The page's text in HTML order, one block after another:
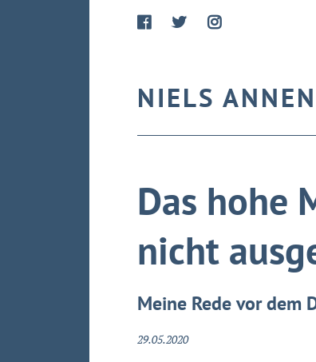
NIELS ANNEN
Das hohe
nicht
Meine Rede vor dem
29.05.2020